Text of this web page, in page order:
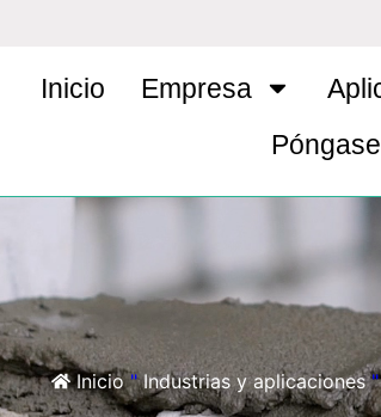
Inicio Empresa
Inicio " Industrias y aplicaciones "